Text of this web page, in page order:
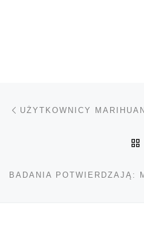
Nawigacja